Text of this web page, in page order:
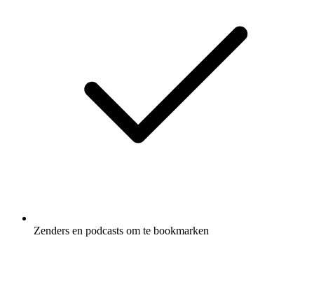
Zenders en podcasts om te bookmarken